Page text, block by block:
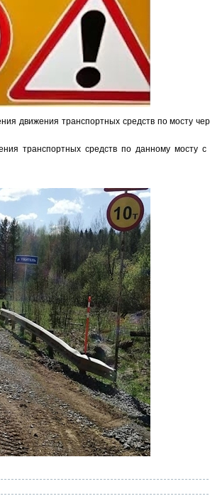
движения транспортных средств по мосту
транспортных средств по данному мосту